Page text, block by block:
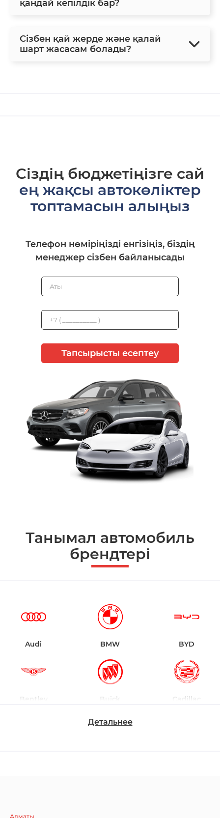
қандай кепілдік бар?
Сізбен қай жерде және қалай
шарт жасасам болады?
Сіздің бюджетіңізге сай
ең жақсы автокөліктер
топтамасын алыңыз
Телефон нөміріңізді енгізіңіз, біздің
менеджер сізбен байланысады
Тапсырысты есептеу
Танымал автомобиль
брендтері
Audi BMW BYD
Bentley Buick Cadillac
Детальнее
Алматы